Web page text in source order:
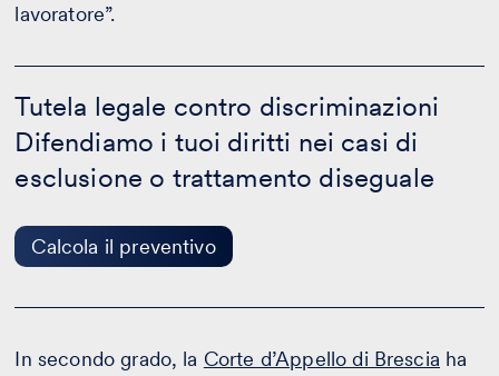
lavoratore”.
Tutela legale contro discriminazioni
Difendiamo i tuoi diritti nei casi di
esclusione o trattamento diseguale
Calcola il preventivo
legale
contro
discriminazioni
Calcola
preventivo
In secondo grado, la Corte d’Appello di Brescia ha